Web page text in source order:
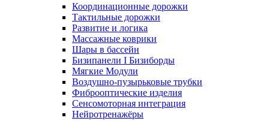
Координационные дорожки
Тактильные дорожки
Развитие и логика
Массажные коврики
Шары в бассейн
Бизипанели I Бизиборды
Мягкие Модули
Воздушно-пузырьковые трубки
Фиброоптические изделия
Сенсомоторная интеграция
Нейротренажёры